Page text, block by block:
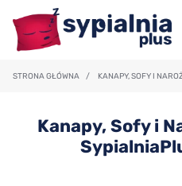
STRONA GŁÓWNA / KANAPY, SOFY I
Kanapy, Sofy i